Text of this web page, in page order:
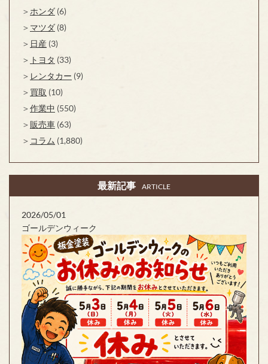
ホンダ (6)
マツダ (8)
日産 (3)
トヨタ (33)
レンタカー (9)
買取 (10)
作業中 (550)
販売車 (63)
コラム (1,880)
最新記事 ARTICLE
2026/05/01
ゴールデンウィーク